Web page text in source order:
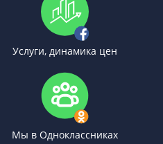
Услуги, динамика цен
Мы в Одноклассниках